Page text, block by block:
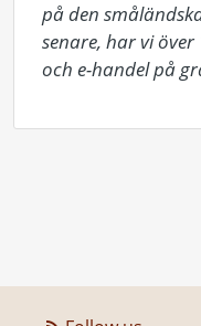
på den
senare, har vi
och e-handel på